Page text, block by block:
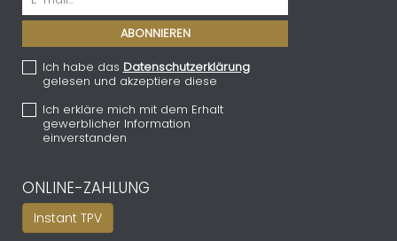
Ich habe das Datenschutzerklärung
gelesen und akzeptiere diese
Ich erkläre mich mit dem Erhalt
gewerblicher Information
einverstanden
ONLINE-ZAHLUNG
Instant TPV